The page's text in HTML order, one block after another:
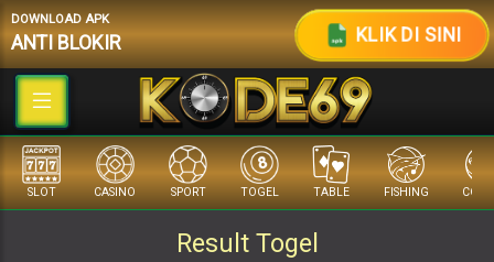
KLIK DI SINI
DOWNLOAD APK
ANTI BLOKIR
SLOT CASINO SPORT TOGEL TABLE FISHING
Result Togel